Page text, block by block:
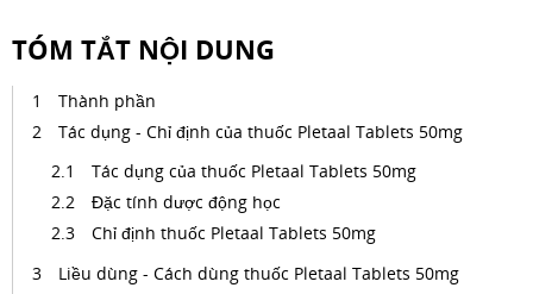
TÓM TẮT NỘI DUNG
Thành phần
Tác dụng - Chỉ định của thuốc Pletaal Tablets 50mg
Tác dụng của thuốc Pletaal Tablets 50mg
Đặc tính dược động học
Chỉ định thuốc Pletaal Tablets 50mg
Liều dùng - Cách dùng thuốc Pletaal Tablets 50mg